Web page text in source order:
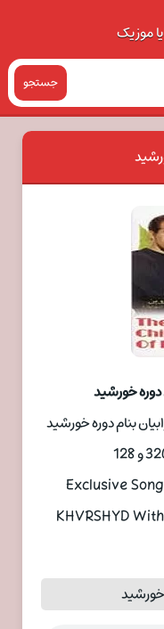
موزیک
جستجو
خورشید
بنام دوره خورشید
Exclusive
KHVRSHYD